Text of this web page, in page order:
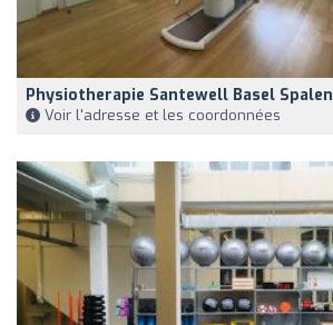
Physiotherapie Santewell Basel Spalen
Voir l'adresse et les coordonnées